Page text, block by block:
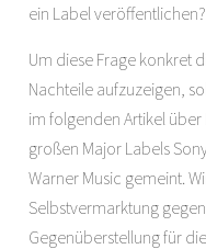
ein Label veröffentlichen?
Um diese Frage konkret
Nachteile aufzuzeigen,
im folgenden Artikel
großen Major Labels
Warner Music gemeint.
Selbstvermarktung
Gegenüberstellung für